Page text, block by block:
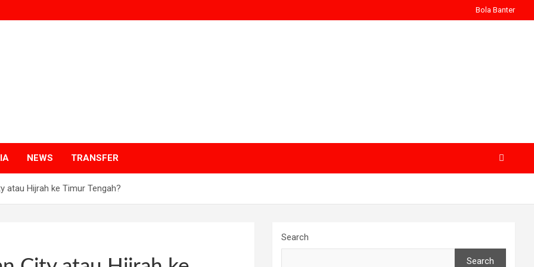
Bola Banter
NEWS TRANSFER
atau Hijrah ke Timur Tengah?
Search
Search